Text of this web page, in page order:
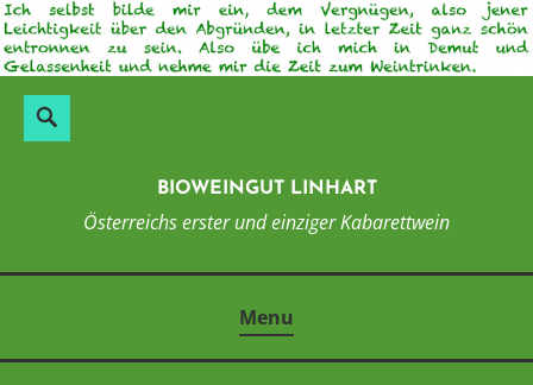
Skip
to
content
Search
BIOWEINGUT LINHART
Österreichs erster und einziger Kabarettwein
Menu